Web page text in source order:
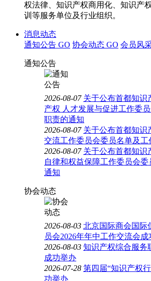
权法律、知识产权商用化、知识产
训等服务单位及行业组织。
消息动态
通知公告 GO 协会动态 GO 会员风
通知公告
2026-08-07 关于公布首都知识
产权 人才发展与促进工作委
职责的通知
2026-08-07 关于公布首都知识
交流工作委员会委员名单及工
2026-08-07 关于公布首都知识
自律和权益保障工作委员会
通知
协会动态
2026-08-03 北京国际商会国际
员会2026年年中工作交流会成
2026-08-03 知识产权综合服务
成功举办
2026-07-28 第四届“知识产权
功举办